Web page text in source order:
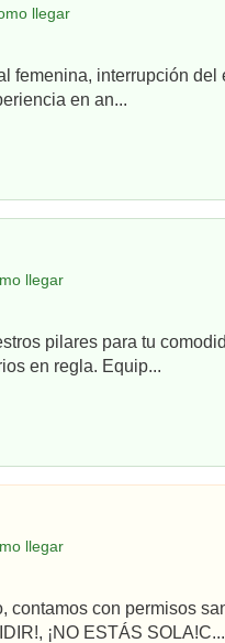
llegar
femenina, interrupción del
en an...
llegar
pilares para tu
en regla. Equip...
llegar
contamos con permisos
¡NO ESTÁS SOLA!C...